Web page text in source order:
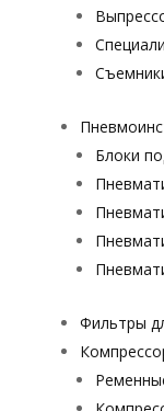
Блоки
Фильтры